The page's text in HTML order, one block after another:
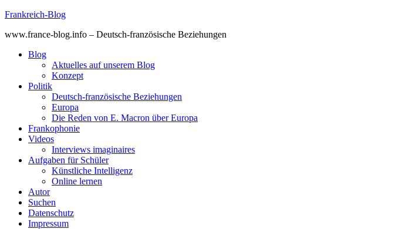
Skip
content
Frankreich-Blog
www.france-blog.info – Deutsch-französische Beziehungen
Blog
Aktuelles auf unserem Blog
Konzept
Politik
Deutsch-französische Beziehungen
Europa
Die Reden von E. Macron über Europa
Frankophonie
Videos
Interviews imaginaires
Aufgaben für Schüler
Künstliche Intelligenz
Online lernen
Autor
Suchen
Datenschutz
Impressum